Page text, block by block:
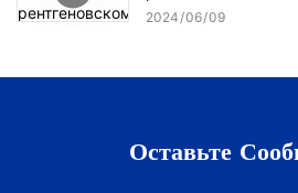
2024 06 09
Оставьте